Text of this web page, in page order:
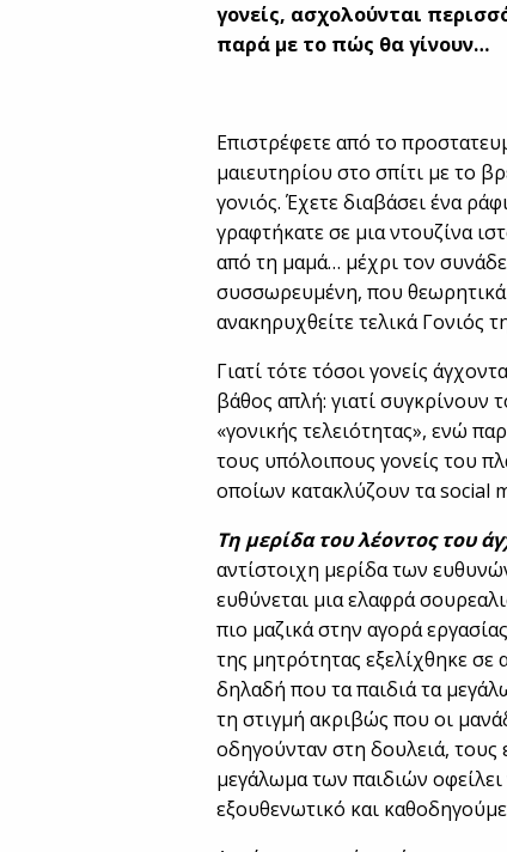
γονείς, ασχολούνται
παρά με το πώς θα γίνουν…
Επιστρέφετε από το
μαιευτηρίου στο σπίτι με το
γονιός. Έχετε διαβάσει ένα
γραφτήκατε σε μια ντουζίνα
από τη μαμά… μέχρι τον
συσσωρευμένη, που
ανακηρυχθείτε τελικά Γονιός
Γιατί τότε τόσοι γονείς
βάθος απλή: γιατί συγκρίνουν
«γονικής τελειότητας», ενώ
τους υπόλοιπους γονείς του
οποίων κατακλύζουν τα social
Τη μερίδα του λέοντος του
αντίστοιχη μερίδα των
ευθύνεται μια ελαφρά
πιο μαζικά στην αγορά
της μητρότητας εξελίχθηκε σε
δηλαδή που τα παιδιά τα
τη στιγμή ακριβώς που οι
οδηγούνταν στη δουλειά,
μεγάλωμα των παιδιών
εξουθενωτικό και